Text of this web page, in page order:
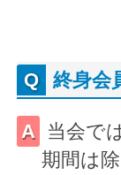
終身会
当会で
期間は